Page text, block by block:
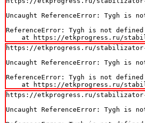
Uncaught ReferenceError: Tygh is
ReferenceError: Tygh is not defined
at https://etkprogress.ru/
https://etkprogress.ru/stabilizator-
Uncaught ReferenceError: Tygh is
ReferenceError: Tygh is not defined
at https://etkprogress.ru/
https://etkprogress.ru/stabilizator-
Uncaught ReferenceError: Tygh is